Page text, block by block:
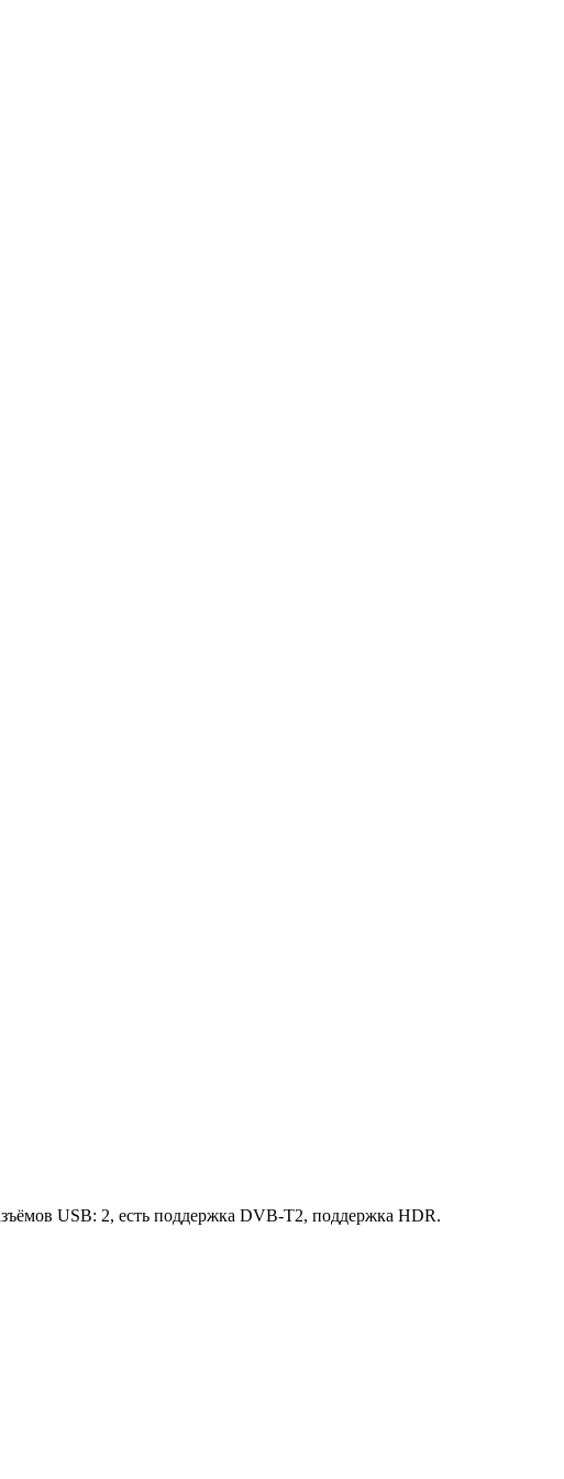
USB: 2, есть поддержка DVB-T2, поддержка HDR.